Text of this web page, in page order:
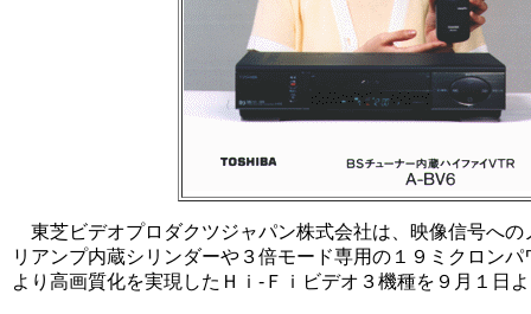
東芝ビデオプロダクツジャパン株式会社は、映像信号への
リアンプ内蔵シリンダーや３倍モード専用の１９ミクロン
より高画質化を実現したＨｉ-Ｆｉビデオ３機種を９月１日